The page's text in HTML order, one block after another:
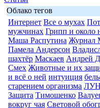
Облако тегов
Интернет Все о мухах
мужчинах Грипп и около
Маша Распутина Журнал
Памела Андерсон
шахтёр Маскаев Андрей
Смех Животные и их
и всё о ней интуиция
старением организма
Защита Тимошенко
вокруг чая Световой